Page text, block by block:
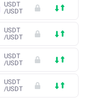
USDT
/USDT
USDT
/USDT
USDT
/USDT
USDT
/USDT